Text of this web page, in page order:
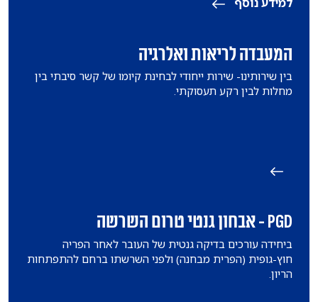
המעבדה לריאות ואלרגיה
בין שירותינו- שירות ייחודי לבחינת קיומו של קשר סיבתי בין
מחלות לבין רקע תעסוקתי.
PGD - אבחון גנטי טרום השרשה
ביחידה עורכים בדיקה גנטית של העובר לאחר הפריה
חוץ-גופית (הפרית מבחנה) ולפני השרשתו ברחם להתפתחות
הריון.